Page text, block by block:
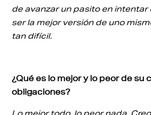
de avanzar un pasito en intentar
ser la mejor versión de uno
tan difícil.
¿Qué es lo mejor y lo peor de su
obligaciones?
Lo mejor todo, lo peor nada.